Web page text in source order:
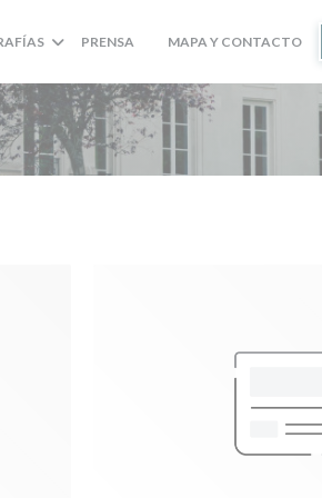
PRENSA
((ABRE EN UNA NUEVA
MAPA Y CONTACTO